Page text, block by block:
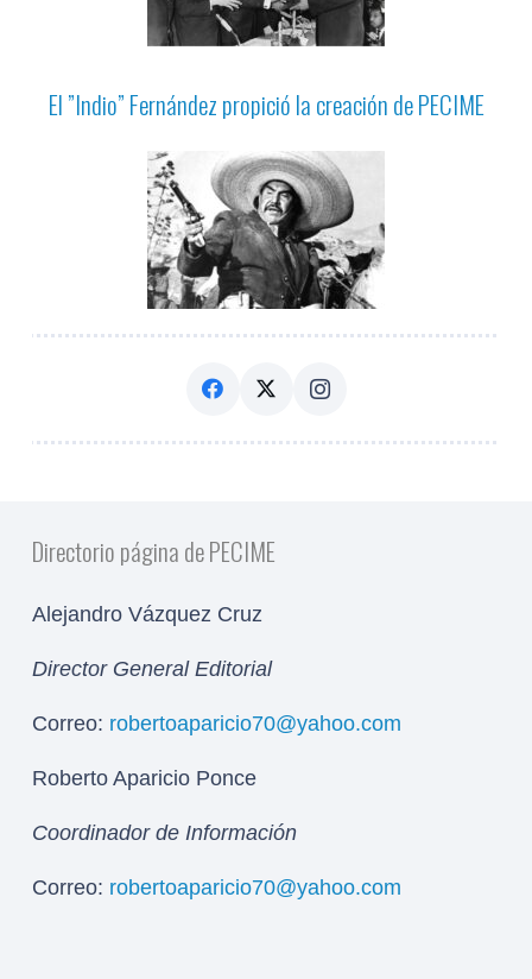
El ”Indio” Fernández propició la creación de PECIME
Directorio página de PECIME
Alejandro Vázquez Cruz
Director General Editorial
Correo: robertoaparicio70@yahoo.com
Roberto Aparicio Ponce
Coordinador de Información
Correo: robertoaparicio70@yahoo.com